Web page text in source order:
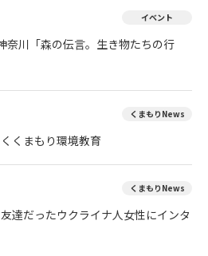
イベント
奈川「森の伝言。生き物たちの行
くまもりNews
くまもり環境教育
くまもりNews
達だったウクライナ人女性にインタ